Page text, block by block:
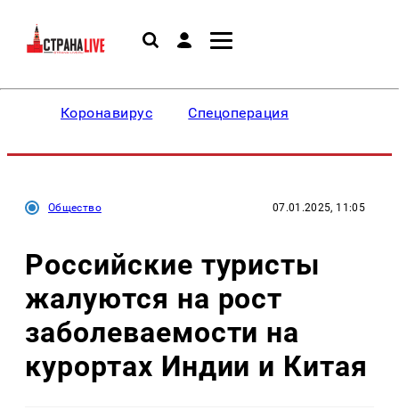
Коронавирус Спецоперация
Общество 07.01.2025, 11:05
Российские туристы
жалуются на рост
заболеваемости на
курортах Индии и Китая